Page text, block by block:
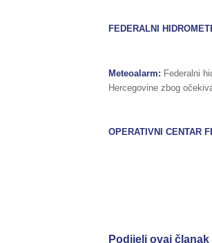
FEDERALNI
Meteoalarm: Federalni
Hercegovine zbog
OPERATIVNI CENTAR
Podijeli ovaj članak